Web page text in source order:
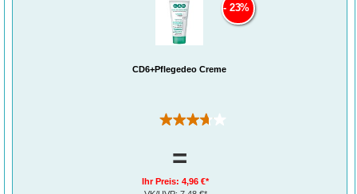
CD6+Pflegedeo Creme
(3)
23%
=
Ihr Preis:4,96 €*